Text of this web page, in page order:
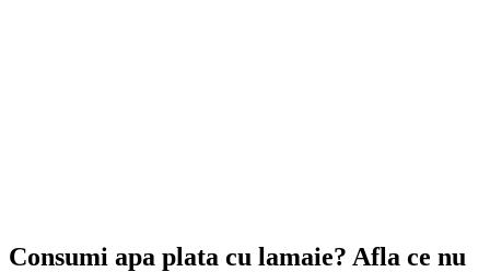
Consumi apa plata cu lamaie? Afla ce nu